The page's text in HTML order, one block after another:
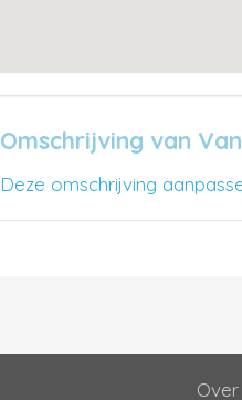
Omschrijving van
Deze omschrijving